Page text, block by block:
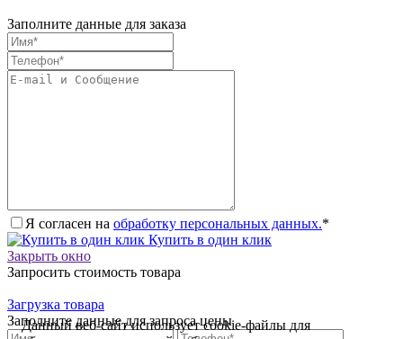
Заполните данные для заказа
Я согласен на обработку персональных данных.*
Купить в один клик
Закрыть окно
Запросить стоимость товара
Загрузка товара
Заполните данные для запроса цены
Данный веб-сайт использует cookie-файлы для